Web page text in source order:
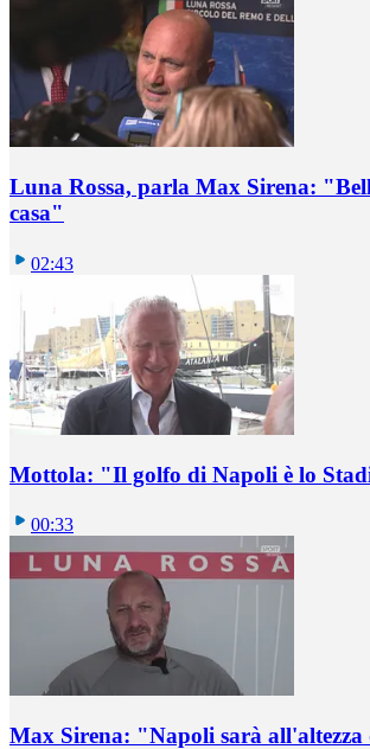
Luna Rossa, parla Max Sirena:
casa"
02:43
Mottola: "Il golfo di Napoli è lo
00:33
Max Sirena: "Napoli sarà all'altezza